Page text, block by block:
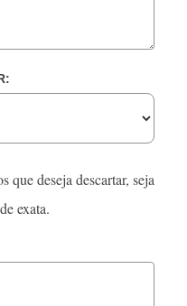
que deseja descartar, seja
exata.